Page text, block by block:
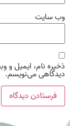
وب‌ سایت
ذخیره نام، ایمیل و
دیدگاهی می‌نویسم.